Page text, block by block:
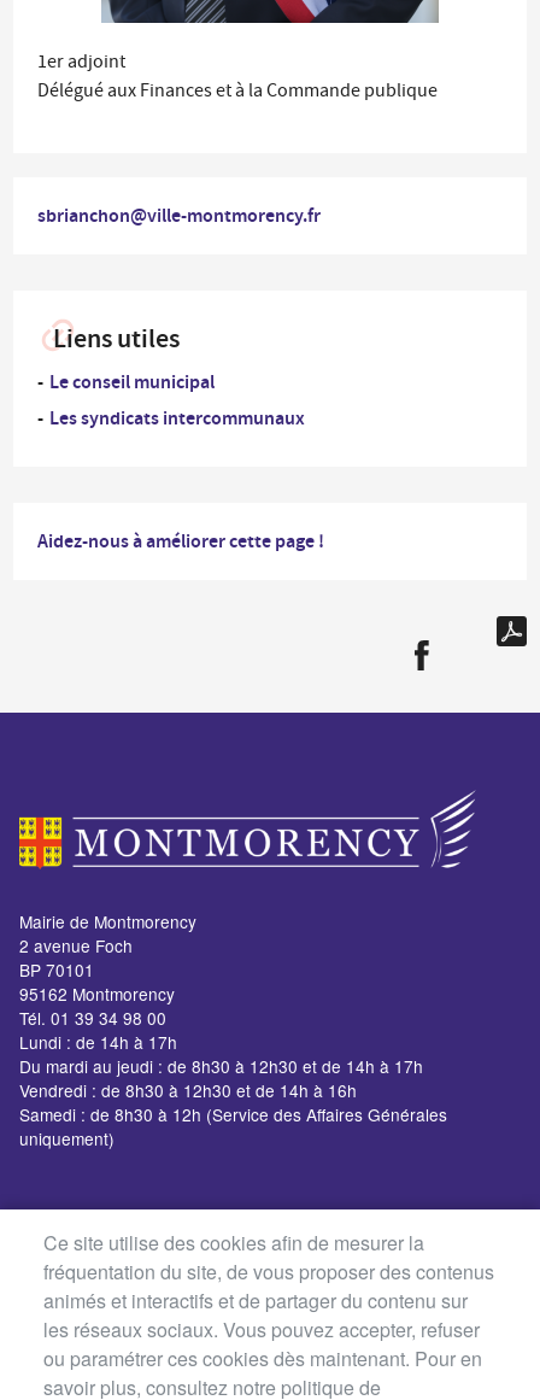
1er adjoint
Délégué aux Finances et à la Commande publique
sbrianchon@ville-montmorency.fr
Liens utiles
Le conseil municipal
Les syndicats intercommunaux
Aidez-nous à améliorer cette page !
Mairie de Montmorency
2 avenue Foch
BP 70101
95162 Montmorency
Tél. 01 39 34 98 00
Lundi : de 14h à 17h
Du mardi au jeudi : de 8h30 à 12h30 et de 14h à 17h
Vendredi : de 8h30 à 12h30 et de 14h à 16h
Samedi : de 8h30 à 12h (Service des Affaires Générales
uniquement)
Ce site utilise des cookies afin de mesurer la
fréquentation du site, de vous proposer des contenus
animés et interactifs et de partager du contenu sur
les réseaux sociaux. Vous pouvez accepter, refuser
ou paramétrer ces cookies dès maintenant. Pour en
savoir plus, consultez notre politique de